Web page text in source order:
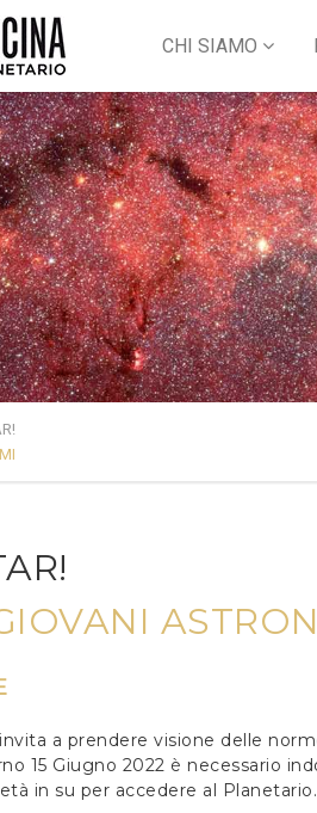
CHI SIAMO
a prendere visione delle
15 Giugno 2022 è necessario
in su per accedere al Planetario.